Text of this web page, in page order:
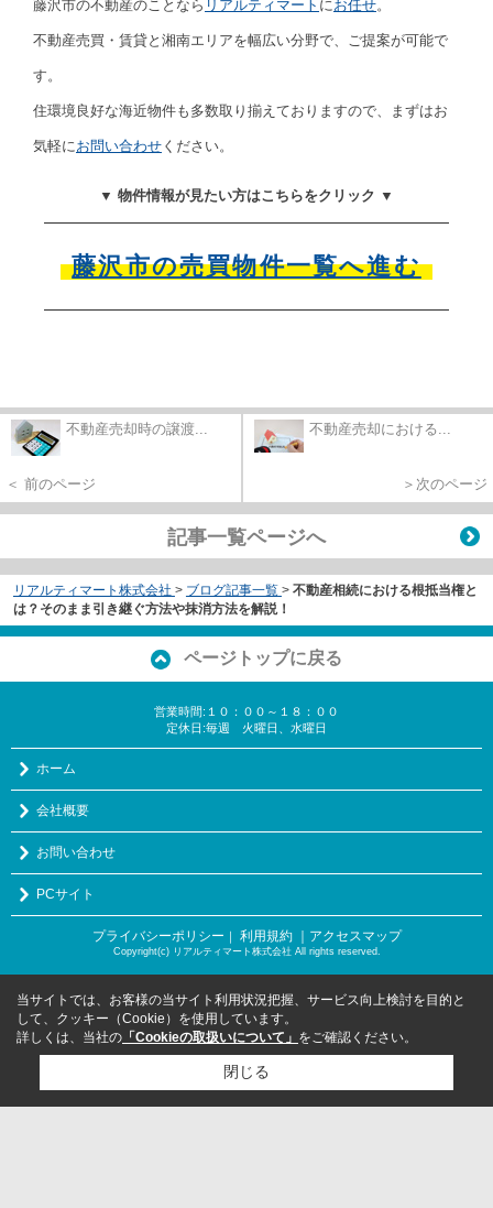
藤沢市の不動産のことなら リアルティマート にお任せ。
不動産売買・賃貸と湘南エリアを幅広い分野で、ご提案が可能で
す。
住環境良好な海近物件も多数取り揃えておりますので、まずはお
気軽にお問い合わせ ください。
▼ 物件情報が見たい方はこちらをクリック ▼
藤沢市の売買物件一覧へ進む
不動産売却時の譲渡...
＜ 前のページ
不動産売却における...
＞次のページ
記事一覧ページへ
リアルティマート株式会社 > ブログ記事一覧 > 不動産相続における根抵当権と
は？そのまま引き継ぐ方法や抹消方法を解説！
ページトップに戻る
営業時間:１０：００～１８：００
定休日:毎週 火曜日、水曜日
ホーム
会社概要
お問い合わせ
PCサイト
プライバシーポリシー 利用規約 ｜アクセスマップ
Copyright(c) リアルティマート株式会社 All rights reserved.
当サイトでは、お客様の当サイト利用状況把握、サービス向上検討を目的と
して、クッキー（Cookie）を使用しています。
詳しくは、当社の 「Cookieの取扱いについて」 をご確認ください。
閉じる